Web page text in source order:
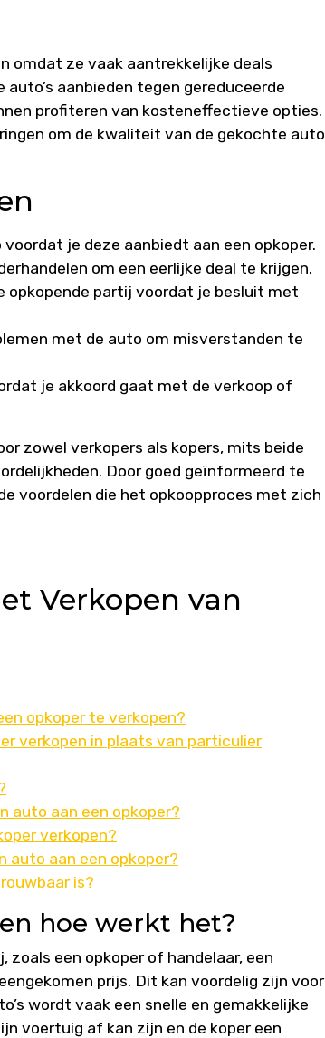
omdat ze vaak aantrekkelijke deals
aanbieden tegen gereduceerde
profiteren van kosteneffectieve opties.
om de kwaliteit van de gekochte auto
je deze aanbiedt aan een opkoper.
om een eerlijke deal te krijgen.
opkopende partij voordat je besluit met
met de auto om misverstanden te
je akkoord gaat met de verkoop of
zowel verkopers als kopers, mits beide
Door goed geïnformeerd te
voordelen die het opkoopproces met zich
Verkopen van
opkoper te verkopen?
verkopen in plaats van particulier
auto aan een opkoper?
verkopen?
auto aan een opkoper?
is?
hoe werkt het?
zoals een opkoper of handelaar, een
prijs. Dit kan voordelig zijn voor
wordt vaak een snelle en gemakkelijke
voertuig af kan zijn en de koper een